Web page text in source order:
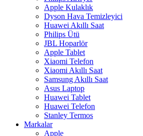
Apple Kulaklık
Dyson Hava Temizleyici
Huawei Akıllı Saat
Philips Ütü
JBL Hoparlör
Apple Tablet
Xiaomi Telefon
Xiaomi Akıllı Saat
Samsung Akıllı Saat
Asus Laptop
Huawei Tablet
Huawei Telefon
Stanley Termos
Markalar
Apple